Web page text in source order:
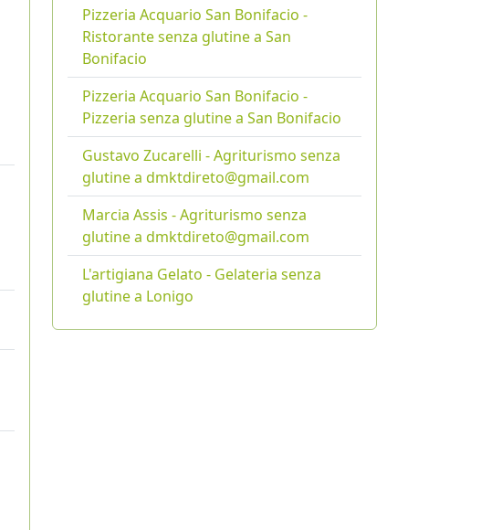
Pizzeria Acquario San Bonifacio -
Ristorante senza glutine a San
Bonifacio
Pizzeria Acquario San Bonifacio -
Pizzeria senza glutine a San Bonifacio
Gustavo Zucarelli - Agriturismo senza
glutine a dmktdireto@gmail.com
Marcia Assis - Agriturismo senza
glutine a dmktdireto@gmail.com
L'artigiana Gelato - Gelateria senza
glutine a Lonigo